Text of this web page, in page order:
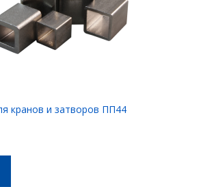
кранов и затворов ПП44